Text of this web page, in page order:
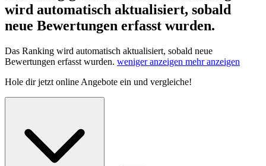
wird automatisch aktualisiert, sobald
neue Bewertungen erfasst wurden.
Das Ranking wird automatisch aktualisiert, sobald neue
Bewertungen erfasst wurden. weniger anzeigen mehr anzeigen
Hole dirjetzt online Angebote ein und vergleiche!